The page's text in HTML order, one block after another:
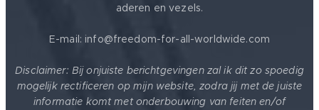
aderen en vezels.
E-mail: info@freedom-for-all-worldwide.com
Disclaimer: Bij onjuiste berichtgevingen zal ik dit zo spoedig
mogelijk rectificeren op mijn website, zodra jij met de juiste
informatie komt met onderbouwing van feiten en/of